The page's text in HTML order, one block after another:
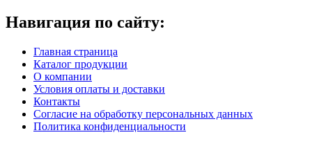
Навигация по сайту:
Главная страница
Каталог продукции
О компании
Условия оплаты и доставки
Контакты
Согласие на обработку персональных данных
Политика конфиденциальности